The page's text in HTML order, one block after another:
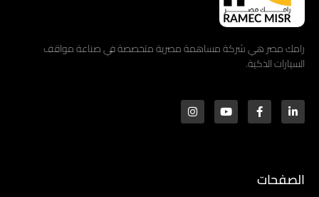
رامك مصر هي شركة مساهمة مصرية متخصصة في صناعة مواقف
السيارات الذكية.
الصفحات